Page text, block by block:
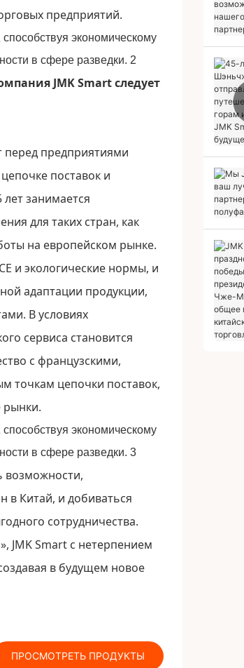
предприятий.
JMK Smart следует
перед предприятиями
поставок и
занимается
для таких стран, как
на европейском рынке.
и экологические нормы, и
адаптации продукции,
В условиях
сервиса становится
с французскими,
точкам цепочки поставок,
рынки.
возможности,
в Китай, и добиваться
сотрудничества.
JMK Smart с нетерпением
в будущем новое
ПРОСМОТРЕТЬ ПРОДУКТЫ